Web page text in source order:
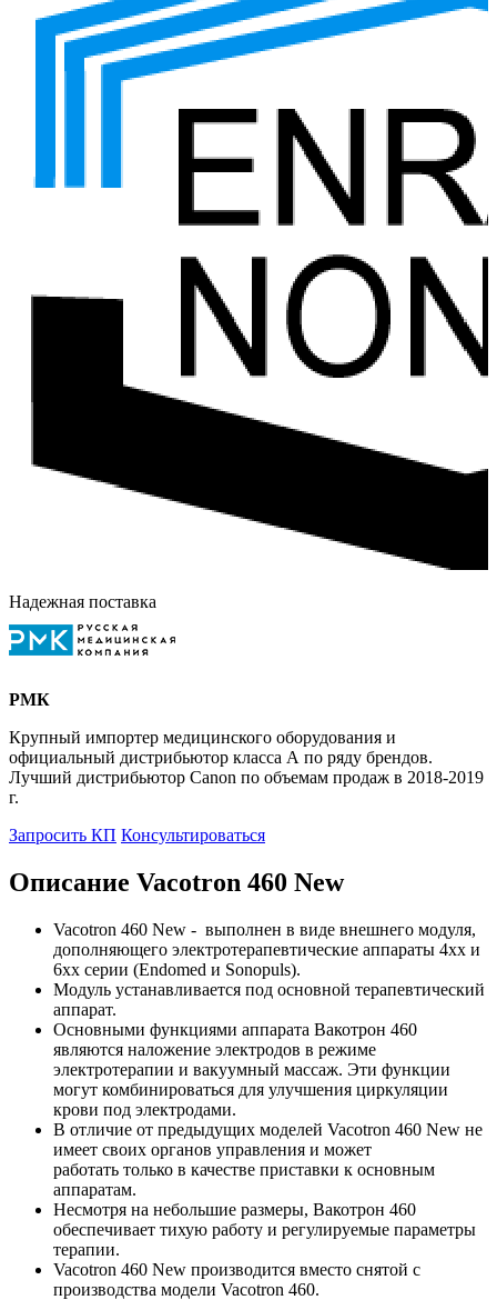
Надежная поставка
РМК
Крупный импортер медицинского оборудования и
официальный дистрибьютор класса А по ряду брендов.
Лучший дистрибьютор Canon по объемам продаж в 2018-2019
г.
Запросить КП Консультироваться
Описание Vacotron 460 New
Vacotron 460 New - выполнен в виде внешнего модуля,
дополняющего электротерапевтические аппараты 4хх и
6хх серии (Endomed и Sonopuls).
Модуль устанавливается под основной терапевтический
аппарат.
Основными функциями аппарата Вакотрон 460
являются наложение электродов в режиме
электротерапии и вакуумный массаж. Эти функции
могут комбинироваться для улучшения циркуляции
крови под электродами.
В отличие от предыдущих моделей Vacotron 460 New не
имеет своих органов управления и может
работать только в качестве приставки к основным
аппаратам.
Несмотря на небольшие размеры, Вакотрон 460
обеспечивает тихую работу и регулируемые параметры
терапии.
Vacotron 460 New производится вместо снятой с
производства модели Vacotron 460.